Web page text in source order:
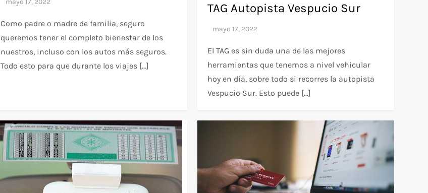
Como padre o madre de familia, seguro
queremos tener el completo bienestar de los
nuestros, incluso con los autos más seguros.
Todo esto para que durante los viajes […]
TAG Autopista Vespucio Sur
El TAG es sin duda una de las mejores
herramientas que tenemos a nivel vehicular
hoy en día, sobre todo si recorres la autopista
Vespucio Sur. Esto puede […]